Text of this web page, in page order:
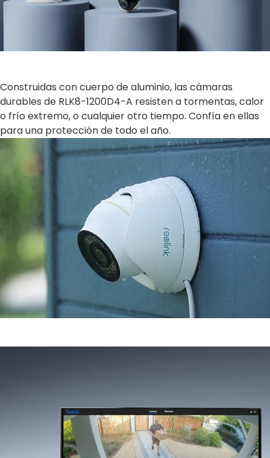
Construidas con cuerpo de aluminio, las cámaras
durables de RLK8-1200D4-A resisten a tormentas, calor
o frío extremo, o cualquier otro tiempo. Confía en ellas
para una protección de todo el año.